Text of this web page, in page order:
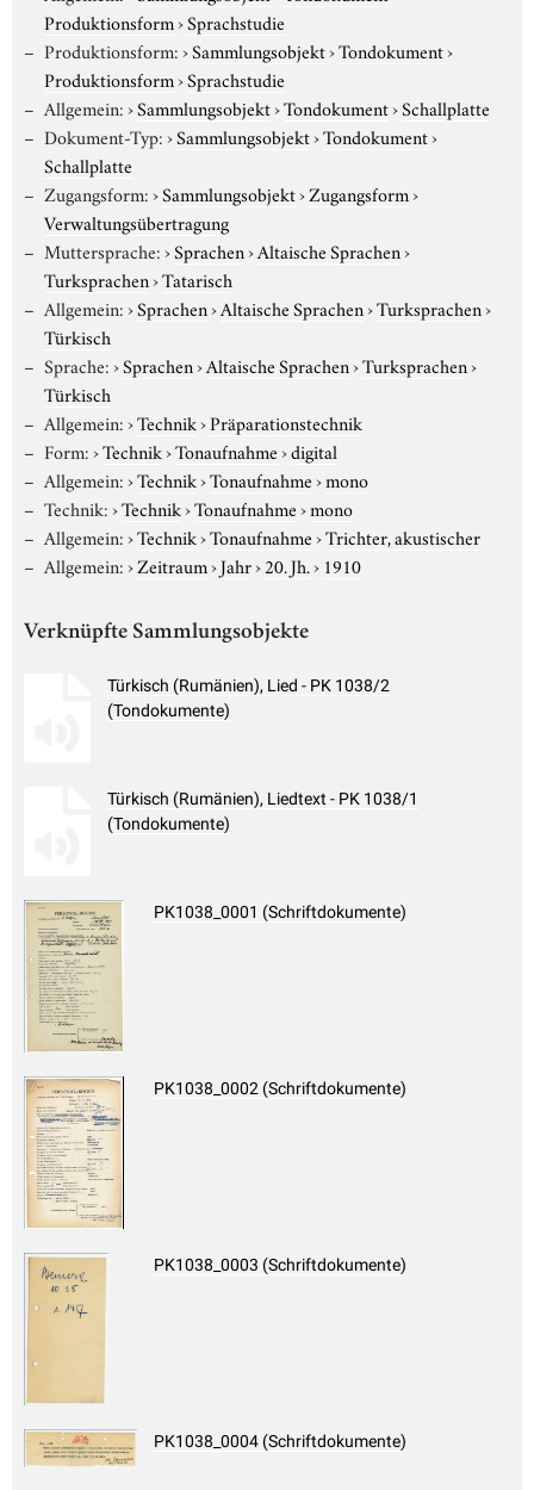
Produktionsform›Sprachstudie
Produktionsform:›Sammlungsobjekt›Tondokument›
Produktionsform›Sprachstudie
Allgemein:›Sammlungsobjekt›Tondokument›Schallplatte
Dokument-Typ:›Sammlungsobjekt›Tondokument›
Schallplatte
Zugangsform:›Sammlungsobjekt›Zugangsform›
Verwaltungsübertragung
Muttersprache:›Sprachen›Altaische Sprachen›
Turksprachen›Tatarisch
Allgemein:›Sprachen›Altaische Sprachen›Turksprachen›
Türkisch
Sprache:›Sprachen›Altaische Sprachen›Turksprachen›
Türkisch
Allgemein:›Technik›Präparationstechnik
Form:›Technik›Tonaufnahme›digital
Allgemein:›Technik›Tonaufnahme›mono
Technik:›Technik›Tonaufnahme›mono
Allgemein:›Technik›Tonaufnahme›Trichter, akustischer
Allgemein:›Zeitraum›Jahr›20. Jh.› 1910
Verknüpfte Sammlungsobjekte
Türkisch (Rumänien), Lied - PK 1038/2
(Tondokumente)
Türkisch (Rumänien), Liedtext - PK 1038/1
(Tondokumente)
PK1038_0001 (Schriftdokumente)
PK1038_0002 (Schriftdokumente)
PK1038_0003 (Schriftdokumente)
PK1038_0004 (Schriftdokumente)